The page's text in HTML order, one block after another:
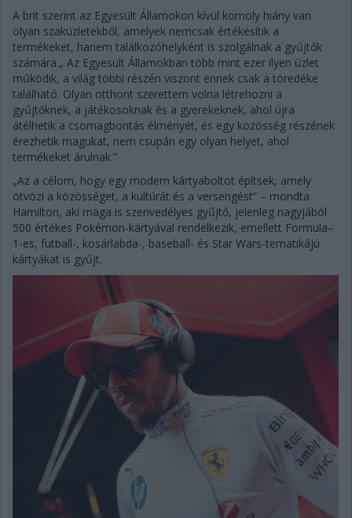
A brit szerint az Egyesült Államokon kívül komoly hiány van
olyan szaküzletekből, amelyek nemcsak értékesítik a
termékeket, hanem találkozóhelyként is szolgálnak a gyűjtők
számára.„ Az Egyesült Államokban több mint ezer ilyen üzlet
működik, a világ többi részén viszont ennek csak a töredéke
található. Olyan otthont szerettem volna létrehozni a
gyűjtőknek, a játékosoknak és a gyerekeknek, ahol újra
átélhetik a csomagbontás élményét, és egy közösség részének
érezhetik magukat, nem csupán egy olyan helyet, ahol
termékeket árulnak.”
„Az a célom, hogy egy modern kártyaboltot építsek, amely
ötvözi a közösséget, a kultúrát és a versengést” – mondta
Hamilton, aki maga is szenvedélyes gyűjtő, jelenleg nagyjából
500 értékes Pokémon-kártyával rendelkezik, emellett Formula–
1-es, futball-, kosárlabda-, baseball- és Star Wars-tematikájú
kártyákat is gyűjt.